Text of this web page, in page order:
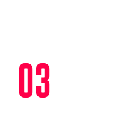
03